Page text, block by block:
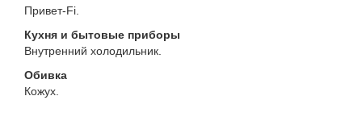
Привет-Fi.
Кухня и бытовые приборы
Внутренний холодильник.
Обивка
Кожух.